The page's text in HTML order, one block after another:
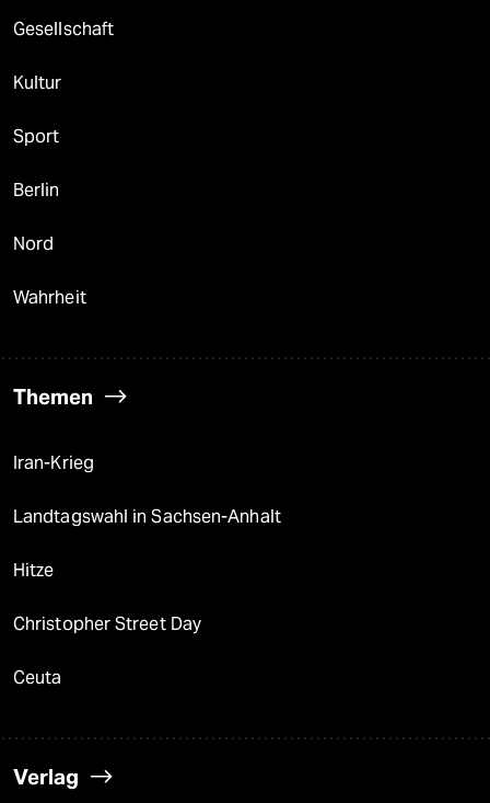
Gesellschaft
Kultur
Sport
Berlin
Nord
Wahrheit
Themen
Iran-Krieg
Landtagswahl in Sachsen-Anhalt
Hitze
Christopher Street Day
Ceuta
Verlag